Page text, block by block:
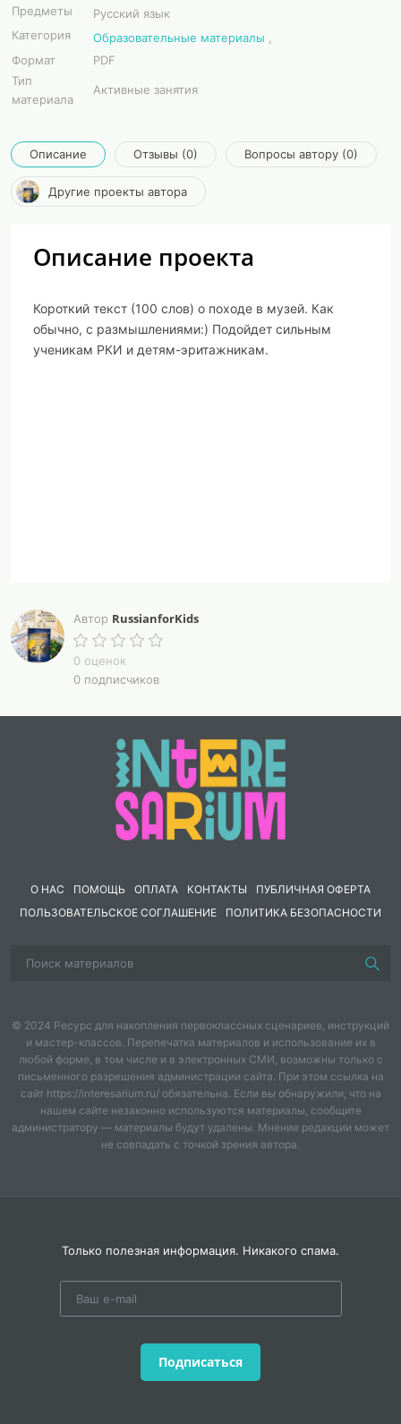
Предметы
Русский язык
Категория
Образовательные материалы ,
Формат
PDF
Тип
материала
Активные занятия
Описание Отзывы (0) Вопросы автору (0)
Другие проекты автора
Описание проекта
Короткий текст (100 слов) о походе в музей. Как
обычно, с размышлениями:) Подойдет сильным
ученикам РКИ и детям-эритажникам.
Автор RussianforKids
0 оценок
0 подписчиков
О НАС ПОМОЩЬ ОПЛАТА КОНТАКТЫ
ПУБЛИЧНАЯ ОФЕРТА
ПОЛЬЗОВАТЕЛЬСКОЕ СОГЛАШЕНИЕ
ПОЛИТИКА БЕЗОПАСНОСТИ
© 2024 Ресурс для накопления первоклассных сценариев, инструкций
и мастер-классов. Перепечатка материалов и использование их в
любой форме, в том числе и в электронных СМИ, возможны только с
письменного разрешения администрации сайта. При этом ссылка на
сайт https://interesarium.ru/ обязательна. Если вы обнаружили, что на
нашем сайте незаконно используются материалы, сообщите
администратору — материалы будут удалены. Мнение редакции может
не совпадать с точкой зрения автора.
Только полезная информация. Никакого спама.
Подписаться